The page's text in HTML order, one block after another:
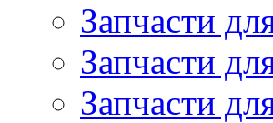
Запчасти
Запчасти
Запчасти